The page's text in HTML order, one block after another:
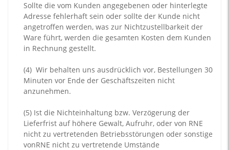
Sollte die vom Kunden angegebenen oder hinterlegte
Adresse fehlerhaft sein oder sollte der Kunde nicht
angetroffen werden, was zur Nichtzustellbarkeit der
Ware führt, werden die gesamten Kosten dem Kunden
in Rechnung gestellt.
(4) Wir behalten uns ausdrücklich vor, Bestellungen 30
Minuten vor Ende der Geschäftszeiten nicht
anzunehmen.
(5) Ist die Nichteinhaltung bzw. Verzögerung der
Lieferfrist auf höhere Gewalt, Aufruhr, oder von RNE
nicht zu vertretenden Betriebsstörungen oder sonstige
vonRNE nicht zu vertretende Umstände